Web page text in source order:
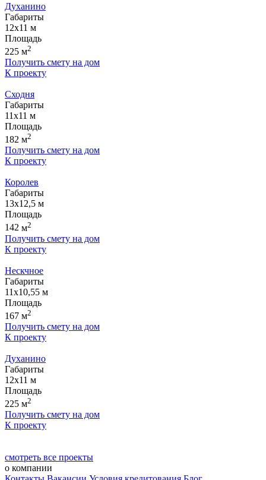
Духанино
Габариты
12x11 м
Площадь
225 м2
Получить смету на дом
К проекту
Сходня
Габариты
11х11 м
Площадь
182 м2
Получить смету на дом
К проекту
Королев
Габариты
13х12,5 м
Площадь
142 м2
Получить смету на дом
К проекту
Нескчное
Габариты
11х10,55 м
Площадь
167 м2
Получить смету на дом
К проекту
Духанино
Габариты
12x11 м
Площадь
225 м2
Получить смету на дом
К проекту
смотреть все проекты
о компании